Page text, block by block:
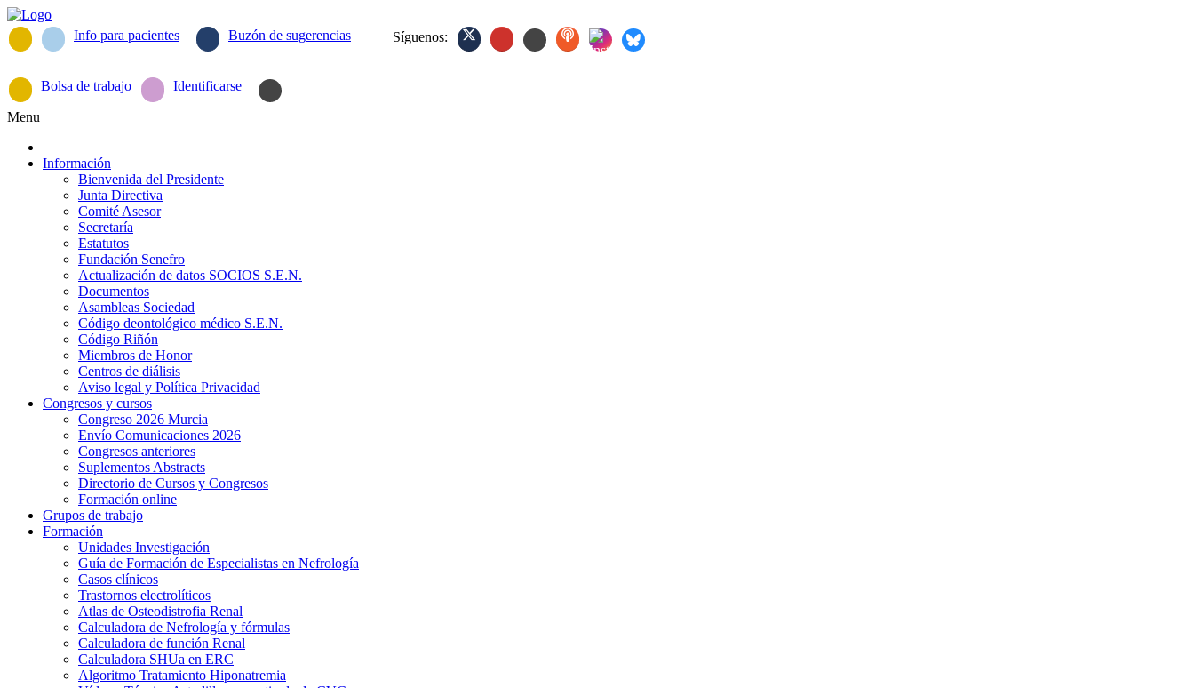
Info para pacientes Buzón de sugerencias Síguenos:
Bolsa de trabajo Identificarse
Menu
Información
Bienvenida del Presidente
Junta Directiva
Comité Asesor
Secretaría
Estatutos
Fundación Senefro
Actualización de datos SOCIOS S.E.N.
Documentos
Asambleas Sociedad
Código deontológico médico S.E.N.
Código Riñón
Miembros de Honor
Centros de diálisis
Aviso legal y Política Privacidad
Congresos y cursos
Congreso 2026 Murcia
Envío Comunicaciones 2026
Congresos anteriores
Suplementos Abstracts
Directorio de Cursos y Congresos
Formación online
Grupos de trabajo
Formación
Unidades Investigación
Guía de Formación de Especialistas en Nefrología
Casos clínicos
Trastornos electrolíticos
Atlas de Osteodistrofia Renal
Calculadora de Nefrología y fórmulas
Calculadora de función Renal
Calculadora SHUa en ERC
Algoritmo Tratamiento Hiponatremia